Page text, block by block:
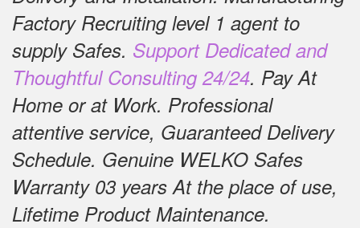
Factory Recruiting level 1 agent to
supply Safes. Support Dedicated and
Thoughtful Consulting 24/24. Pay At
Home or at Work. Professional
attentive service, Guaranteed Delivery
Schedule. Genuine WELKO Safes
Warranty 03 years At the place of use,
Lifetime Product Maintenance.